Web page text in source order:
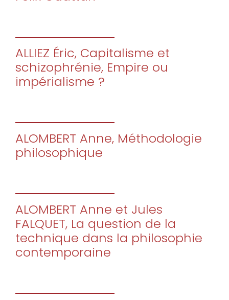
ALLIEZ Éric, Capitalisme et
schizophrénie, Empire ou
impérialisme ?
ALOMBERT Anne, Méthodologie
philosophique
ALOMBERT Anne et Jules
FALQUET, La question de la
technique dans la philosophie
contemporaine